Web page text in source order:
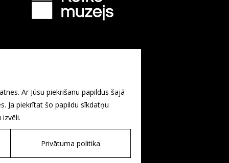
Ar Jūsu piekrišanu papildus šajā
Ja piekrītat šo papildu sīkdatņu
Privātuma politika